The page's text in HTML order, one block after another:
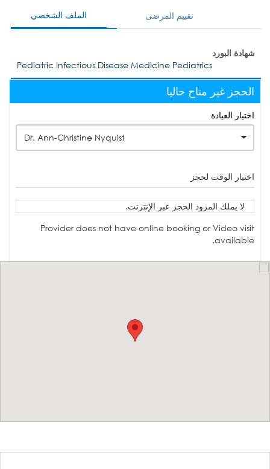
الملف الشخصي تقييم المرضى
شهادة البورد
Pediatric Infectious Disease Medicine Pediatrics
الحجز غير متاح حاليا
اختيار العيادة
Dr. Ann-Christine Nyquist
اختيار الوقت لحجز
لا يملك المزود الحجز عبر الإنترنت.
Provider does not have online booking or Video visit
available.